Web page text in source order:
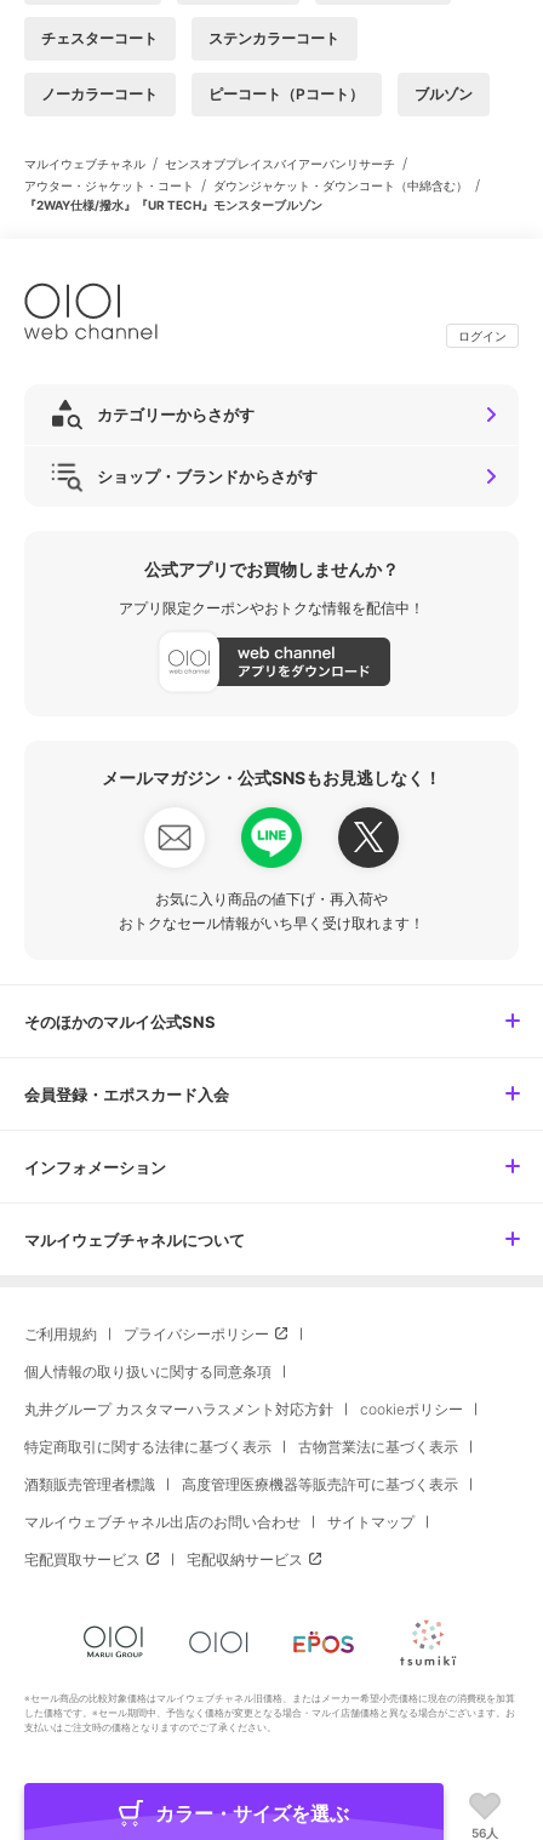
チェスターコート ステンカラーコート
ノーカラーコート ピーコート（Pコート） ブルゾン
マルイウェブチャネル / センスオブプレイスバイアーバンリサーチ /
アウター・ジャケット・コート / ダウンジャケット・ダウンコート（中綿含む） /
『2WAY仕様/撥水』『UR TECH』モンスターブルゾン
ログイン
カテゴリーからさがす
ショップ・ブランドからさがす
公式アプリでお買物しませんか？
アプリ限定クーポンやおトクな情報を配信中！
メールマガジン・公式SNSもお見逃しなく！
お気に入り商品の値下げ・再入荷や
おトクなセール情報がいち早く受け取れます！
そのほかのマルイ公式SNS
会員登録・エポスカード入会
インフォメーション
マルイウェブチャネルについて
ご利用規約 プライバシーポリシー
個人情報の取り扱いに関する同意条項
丸井グループ カスタマーハラスメント対応方針 cookieポリシー
特定商取引に関する法律に基づく表示 古物営業法に基づく表示
酒類販売管理者標識 高度管理医療機器等販売許可に基づく表示
マルイウェブチャネル出店のお問い合わせ サイトマップ
宅配買取サービス 宅配収納サービス
※セール商品の比較対象価格はマルイウェブチャネル旧価格、またはメーカー希望小売価格に現在の消費税を加算
した価格です。※セール期間中、予告なく価格が変更となる場合・マルイ店舗価格と異なる場合がございます。お
支払いはご注文時の価格となりますのでご了承ください。
Copyright All Rights Reserved. MARUI Co., Ltd
カラー・サイズを選ぶ
56人